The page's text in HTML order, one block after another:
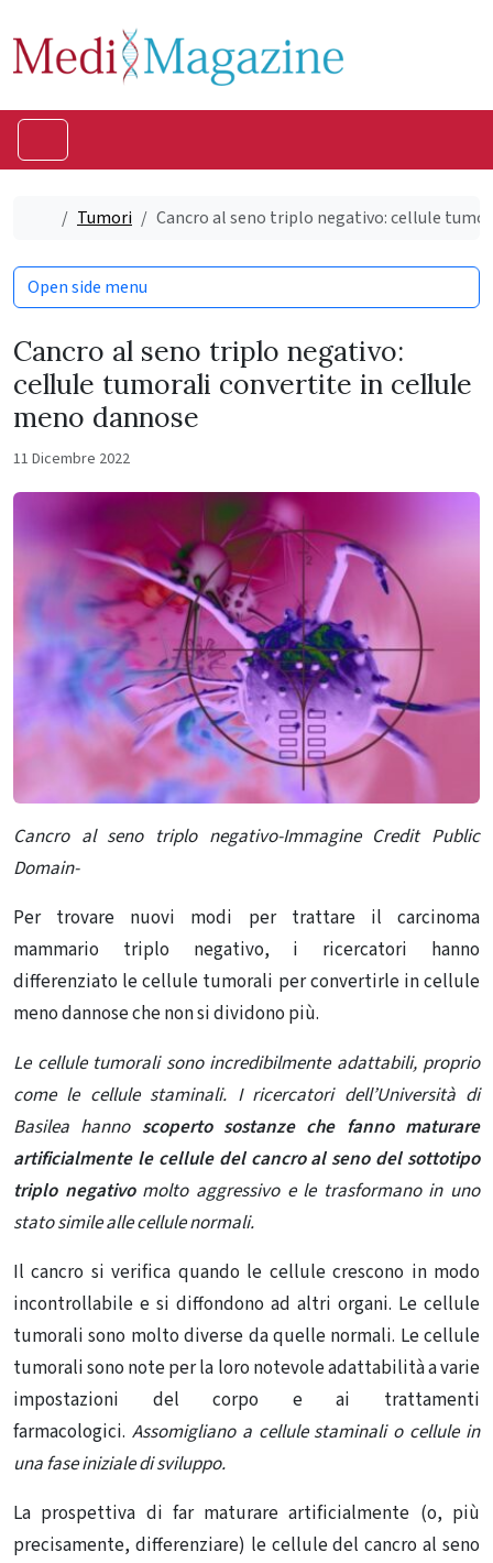
HomeTumori Cancro al seno triplo negativo: cellule
Cancro al seno triplo negativo:
cellule tumorali convertite in cellule
meno dannose
11 Dicembre 2022
Cancro al seno triplo negativo-Immagine Credit Public
Domain-
Per trovare nuovi modi per trattare il carcinoma
mammario triplo negativo, i ricercatori hanno
differenziato le cellule tumorali per convertirle in cellule
meno dannose che non si dividono più.
Le cellule tumorali sono incredibilmente adattabili, proprio
come le cellule staminali. I ricercatori dell’Università di
Basilea hanno scoperto sostanze che fanno maturare
artificialmente le cellule del cancro al seno del sottotipo
triplo negativomolto aggressivo e le trasformano in uno
stato simile alle cellule normali.
Il cancro si verifica quando le cellule crescono in modo
incontrollabile e si diffondono ad altri organi. Le cellule
tumorali sono molto diverse da quelle normali. Le cellule
tumorali sono note per la loro notevole adattabilità a varie
impostazioni del corpo e ai trattamenti
farmacologici. Assomigliano a cellule staminali o cellule in
una fase iniziale di sviluppo.
La prospettiva di far maturare artificialmente (o, più
precisamente, differenziare) le cellule del cancro al seno
Open side menu